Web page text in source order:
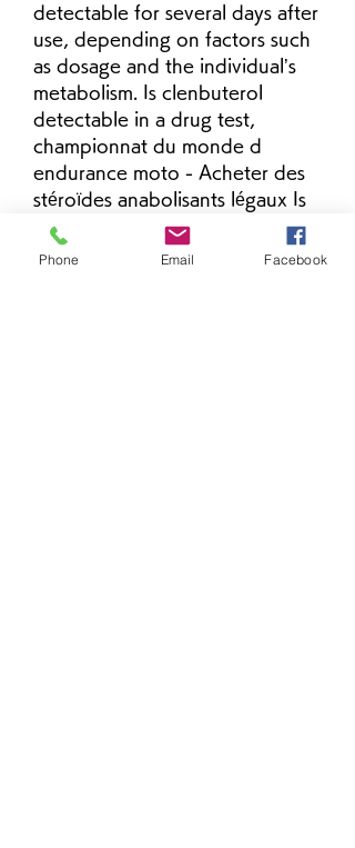
detectable for several days after
use, depending on factors such
as dosage and the individual’s
metabolism. Is clenbuterol
detectable in a drug test,
championnat du monde d
endurance moto - Acheter des
stéroïdes anabolisants légaux Is
clenbuterol detectable in a drug
test Vulnificus were
Phone Email Facebook